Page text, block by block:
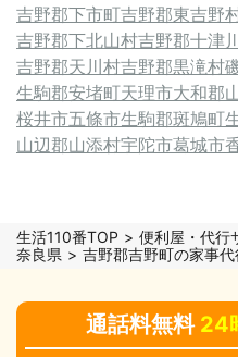
吉野郡下市町吉野郡東吉野
吉野郡下北山村吉野郡十津
吉野郡天川村吉野郡黒滝村
生駒郡安堵町天理市大和郡
桜井市五條市生駒郡斑鳩町
山辺郡山添村宇陀市葛城市
生活110番TOP 便利屋・代行
奈良県
吉野郡吉野町の家事
通話料無料 24